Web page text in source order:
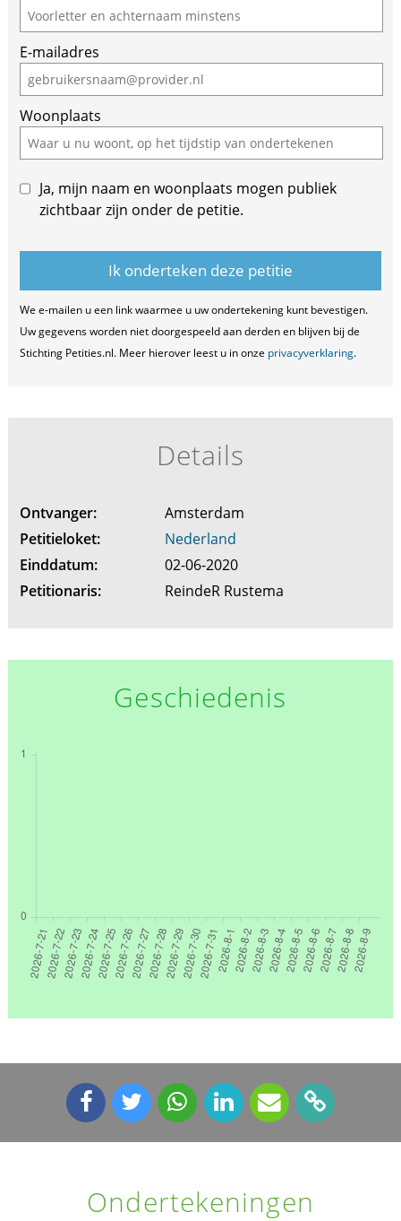
E-mailadres
Woonplaats
Ja, mijn naam en woonplaats mogen publiek
zichtbaar zijn onder de petitie.
We e-mailen u een link waarmee u uw ondertekening kunt bevestigen.
Uw gegevens worden niet doorgespeeld aan derden en blijven bij de
Stichting Petities.nl. Meer hierover leest u in onze privacyverklaring.
Details
Ontvanger:
Amsterdam
Petitieloket:
Nederland
Einddatum:
02-06-2020
Petitionaris:
ReindeR Rustema
Geschiedenis
Ondertekeningen